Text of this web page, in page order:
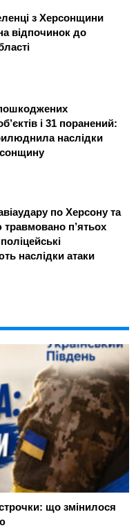
з Херсонщини
відпочинок до
і 31 поранений:
наслідки
по Херсону та
травмовано п’ятьох
наслідки атаки
що змінилося